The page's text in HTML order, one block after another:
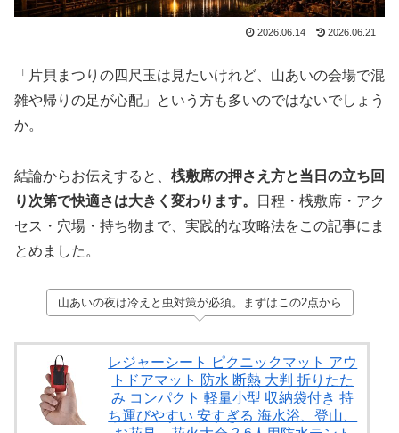
2026.06.14 2026.06.21
「片貝まつりの四尺玉は見たいけれど、山あいの会場で混
雑や帰りの足が心配」という方も多いのではないでしょう
か。
結論からお伝えすると、 桟敷席の押さえ方と当日の立ち回
り次第で快適さは大きく変わります。
日程・桟敷席・アク
セス・穴場・持ち物まで、実践的な攻略法をこの記事にま
とめました。
山あいの夜は冷えと虫対策が必須。まずはこの2点から
レジャーシート ピクニックマット アウ
トドアマット 防水 断熱 大判 折りたた
み コンパクト 軽量小型 収納袋付き 持
ち運びやすい 安すぎる 海水浴、登山、